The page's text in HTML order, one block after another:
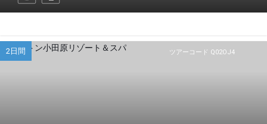
ツアーコード Q02OJ4
2日間